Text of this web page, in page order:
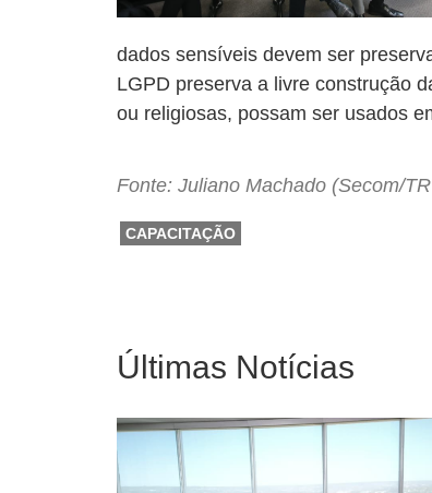
dados sensíveis devem ser
LGPD preserva a livre construção
ou religiosas, possam ser usados
Fonte: Juliano Machado (Secom/
CAPACITAÇÃO
Últimas Notícias